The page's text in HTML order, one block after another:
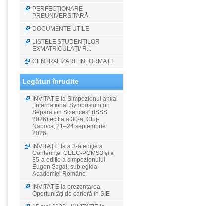
PERFECŢIONARE
PREUNIVERSITARĂ
DOCUMENTE UTILE
LISTELE STUDENŢILOR
EXMATRICULAŢI/ R...
CENTRALIZARE INFORMAȚII
Legături înrudite
INVITAŢIE la Simpozionul anual
„International Symposium on
Separation Sciences” (ISSS
2026) ediția a 30-a, Cluj-
Napoca, 21–24 septembrie
2026
INVITAŢIE la a 3-a ediţie a
Conferinţei CEEC-PCMS3 şi a
35-a ediţie a simpozionului
Eugen Segal, sub egida
Academiei Române
INVITAŢIE la prezentarea
Oportunităţi de carieră în SIE